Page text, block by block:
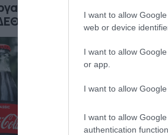
I want to allow
web or device
I want to allow
or app.
I want to allow
I want to allow
authentication
με τον Τάκη